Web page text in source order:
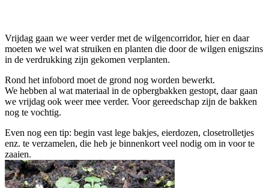
Vrijdag gaan we weer verder met de wilgencorridor, hier en daar
moeten we wel wat struiken en planten die door de wilgen enigszins
in de verdrukking zijn gekomen verplanten.
Rond het infobord moet de grond nog worden bewerkt.
We hebben al wat materiaal in de opbergbakken gestopt, daar gaan
we vrijdag ook weer mee verder. Voor gereedschap zijn de bakken
nog te vochtig.
Even nog een tip: begin vast lege bakjes, eierdozen, closetrolletjes
enz. te verzamelen, die heb je binnenkort veel nodig om in voor te
zaaien.